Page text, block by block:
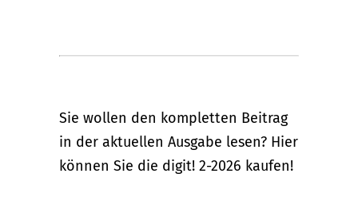
Sie wollen den kompletten Beitrag
in der aktuellen Ausgabe lesen? Hier
können Sie die digit! 2-2026 kaufen!